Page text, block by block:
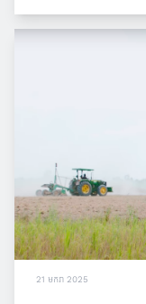
21 មករា 2025